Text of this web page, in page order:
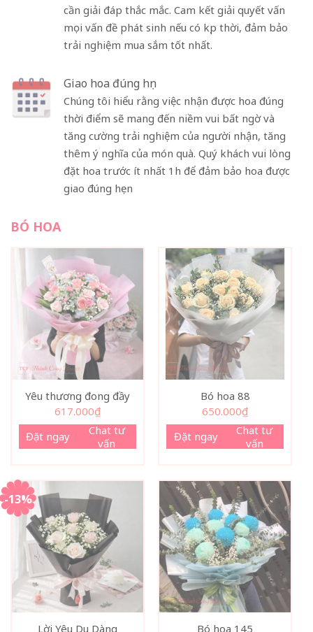
cần giải đáp thắc mắc. Cam kết giải quyết vấn
mọi vấn đề phát sinh nếu có kịp thời, đảm bảo
trải nghiệm mua sắm tốt nhất.
Giao hoa đúng hẹn
Chúng tôi hiểu rằng việc nhận được hoa đúng
thời điểm sẽ mang đến niềm vui bất ngờ và
tăng cường trải nghiệm của người nhận, tăng
thêm ý nghĩa của món quà. Quý khách vui lòng
đặt hoa trước ít nhất 1h để đảm bảo hoa được
giao đúng hẹn
BÓ HOA
Yêu thương đong đầy
617.000₫
Đặt ngay
Chat tư
vấn
Bó hoa 88
650.000₫
Đặt ngay
Chat tư
vấn
-13%
Lời Yêu Dịu Dàng
Bó hoa 145